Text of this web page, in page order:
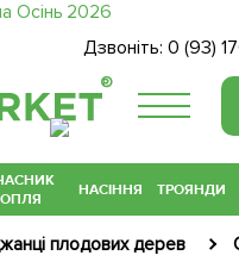
Дзвоніть: 0 (93)
®
НАСІННЯ ТРОЯНДИ
плодових дерев